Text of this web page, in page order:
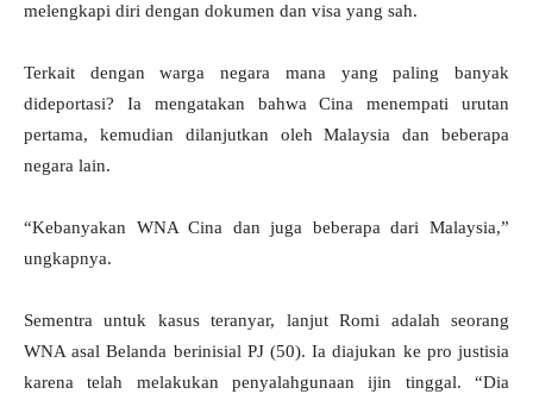
melengkapi diri dengan dokumen dan visa yang sah.
Terkait dengan warga negara mana yang paling banyak
dideportasi? Ia mengatakan bahwa Cina menempati urutan
pertama, kemudian dilanjutkan oleh Malaysia dan beberapa
negara lain.
“Kebanyakan WNA Cina dan juga beberapa dari Malaysia,”
ungkapnya.
Sementra untuk kasus teranyar, lanjut Romi adalah seorang
WNA asal Belanda berinisial PJ (50). Ia diajukan ke pro justisia
karena telah melakukan penyalahgunaan ijin tinggal. “Dia